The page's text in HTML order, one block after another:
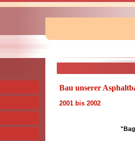
Bau unserer
2001 bis 2002